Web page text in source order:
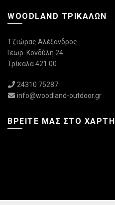
WOODLAND ΤΡΙΚΆΛΩΝ
Τζιώρας Αλέξανδρος
Γεωρ. Κονδύλη 24
Τρίκαλα 421 00
24310 75287
info@woodland-outdoor.gr
ΒΡΕΊΤΕ ΜΑΣ ΣΤΟ ΧΆΡΤΗ